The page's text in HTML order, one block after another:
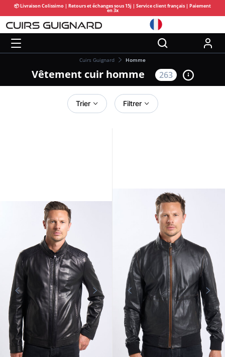
📦 Livraison Colissimo | Retours et échanges sous 15j | Service client français | Paiement
en 3x
Cuirs Guignard Homme
Vêtement cuir homme 263
Trier Filtrer